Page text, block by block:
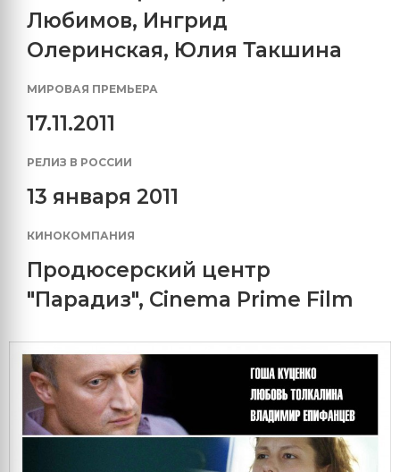
Любимов, Ингрид
Олеринская, Юлия Такшина
МИРОВАЯ ПРЕМЬЕРА
17.11.2011
РЕЛИЗ В РОССИИ
13 января 2011
КИНОКОМПАНИЯ
Продюсерский центр
"Парадиз", Cinema Prime Film